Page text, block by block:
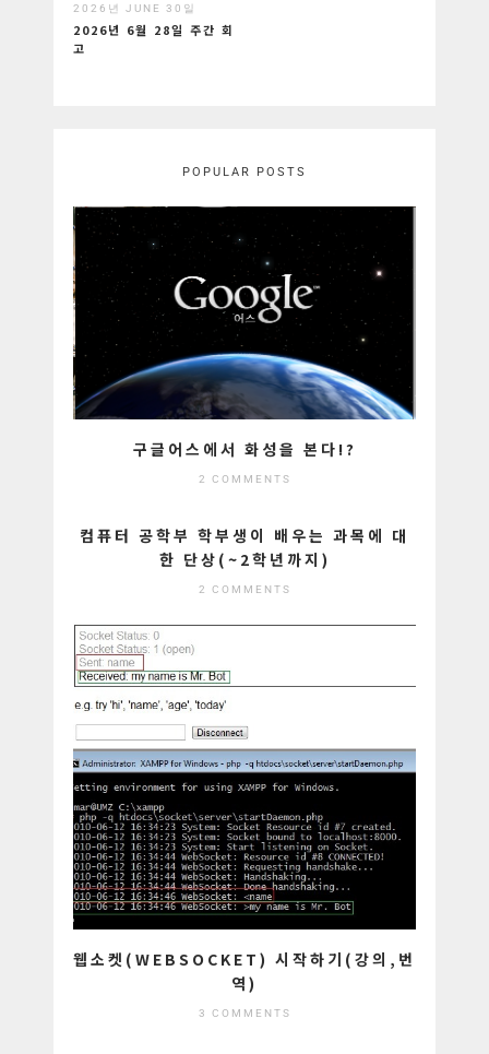
2026년 JUNE 30일
2026년 6월 28일 주간 회
고
POPULAR POSTS
구글어스에서 화성을 본다!?
2 COMMENTS
컴퓨터 공학부 학부생이 배우는 과목에 대
한 단상(~2학년까지)
2 COMMENTS
웹소켓(WEBSOCKET) 시작하기(강의,번
역)
3 COMMENTS